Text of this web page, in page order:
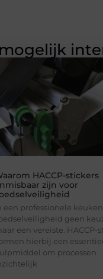
HACCP-stickers
zijn voor
een professionele
geen
een vereiste. HACCP-
hierbij een
om processen